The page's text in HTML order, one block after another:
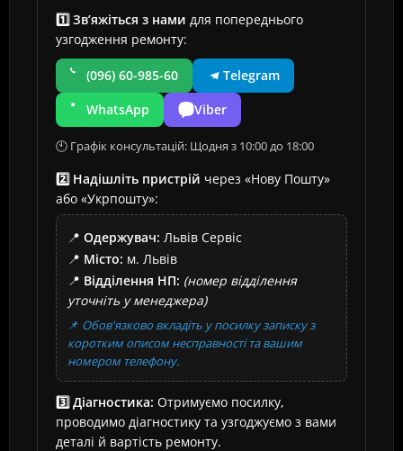
1️⃣ Зв’яжіться з нами для попереднього
узгодження ремонту:
(096) 60-985-60
Telegram
WhatsApp
Viber
🕙 Графік консультацій: Щодня з 10:00 до 18:00
2️⃣ Надішліть пристрій через «Нову Пошту»
або «Укрпошту»:
📍 Одержувач: Львів Сервіс
📍 Місто: м. Львів
📍 Відділення НП: (номер відділення
уточніть у менеджера)
📌 Обов'язково вкладіть у посилку записку з
коротким описом несправності та вашим
номером телефону.
3️⃣ Діагностика: Отримуємо посилку,
проводимо діагностику та узгоджуємо з вами
деталі й вартість ремонту.